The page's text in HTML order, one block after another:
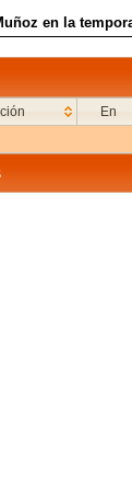
en la
En